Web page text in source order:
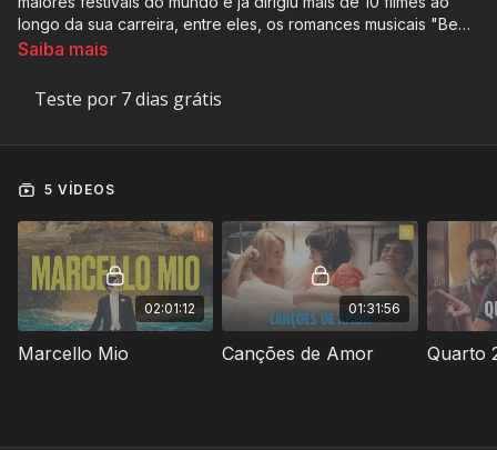
longo da sua carreira, entre eles, os romances musicais "Bem
Amadas" e "Canções de Amor".
Saiba mais
Teste por 7 dias grátis
5 VÍDEOS
02:01:12
Marcello Mio
01:31:56
Canções de Amor Quarto